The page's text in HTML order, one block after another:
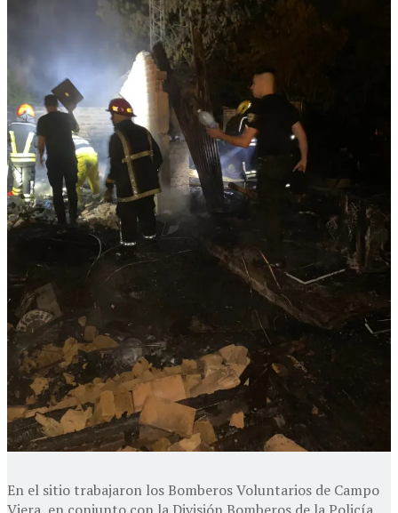
En el sitio trabajaron los Bomberos Voluntarios de Campo